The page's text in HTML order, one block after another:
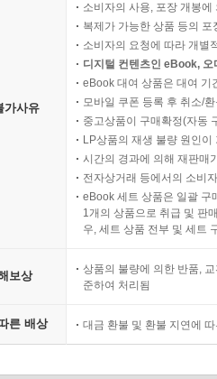
가사유
소비자의 사용, 포장 개봉
복제가 가능한 상품 등의
소비자의 요청에 따라 개별
디지털 컨텐츠인 eBook,
eBook 대여 상품은 대여 기
모바일 쿠폰 등록 후 취소/
중고상품이 구매확정(자동
LP상품의 재생 불량 원인
시간의 경과에 의해 재판매
전자상거래 등에서의 소비
eBook 세트 상품은 일괄 구
1개의 상품으로 취급 및 판
우, 세트 상품 전부 및 세트
보상
상품의 불량에 의한 반품,
준하여 처리됨
른 배상 대금 환불 및 환불 지연에